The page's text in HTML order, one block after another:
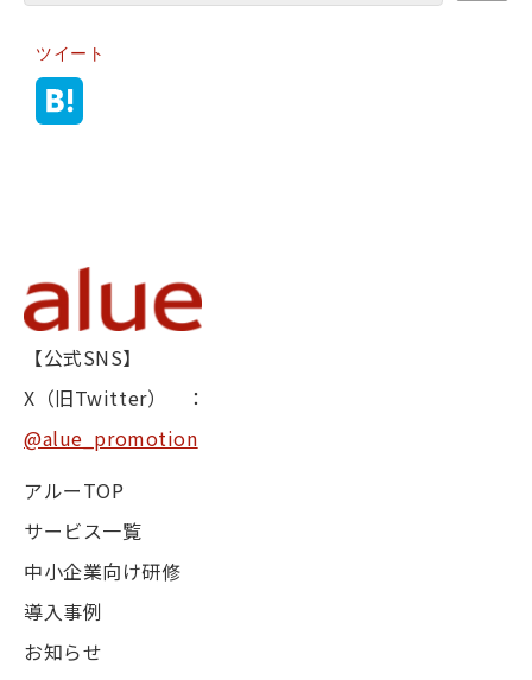
ツイート
【公式SNS】
X（旧Twitter） ：
@alue_promotion
アルーTOP
サービス一覧
中小企業向け研修
導入事例
お知らせ